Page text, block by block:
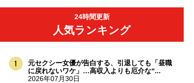
24時間更新
人気ランキング
元セクシー女優が告白する、引退しても「昼職
に戻れないワケ」…高収入よりも厄介な“...
2026年07月30日